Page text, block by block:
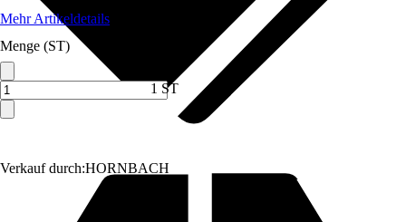
Verkauf durch:HORNBACH
Mehr Artikeldetails
Menge (ST)
1 ST